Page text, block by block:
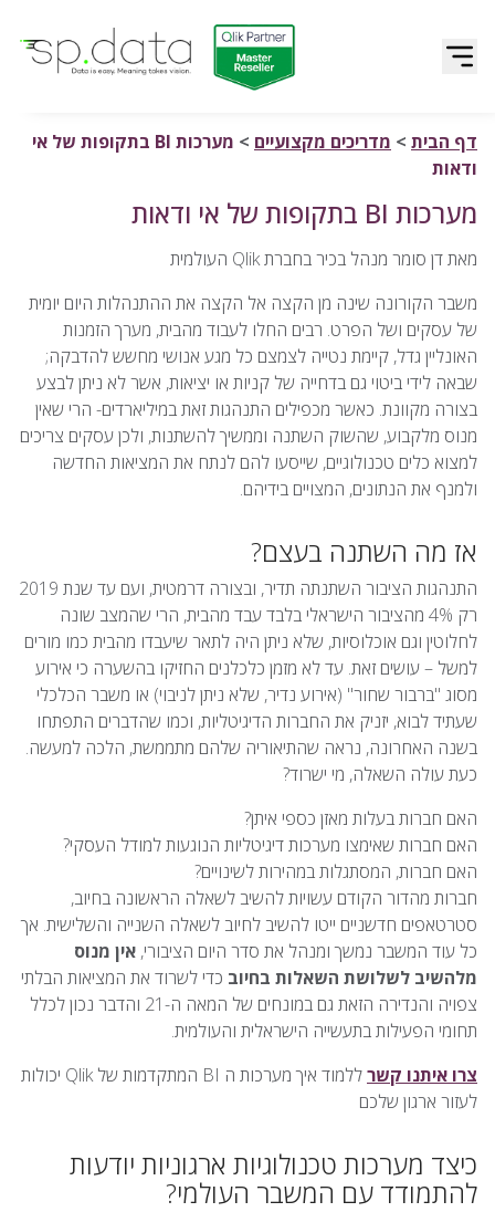
לדלג לתוכן
דף הבית > מדריכים מקצועיים >
מערכות BI בתקופות של אי
ודאות
מערכות BI בתקופות של אי ודאות
מאת דן סומר מנהל בכיר בחברת Qlik העולמית
משבר הקורונה שינה מן הקצה אל הקצה את ההתנהלות היום יומית
של עסקים ושל הפרט. רבים החלו לעבוד מהבית, מערך הזמנות
האונליין גדל, קיימת נטייה לצמצם כל מגע אנושי מחשש להדבקה;
שבאה לידי ביטוי גם בדחייה של קניות או יציאות, אשר לא ניתן לבצע
בצורה מקוונת. כאשר מכפילים התנהגות זאת במיליארדים- הרי שאין
מנוס מלקבוע, שהשוק השתנה וממשיך להשתנות, ולכן עסקים צריכים
למצוא כלים טכנולוגיים, שייסעו להם לנתח את המציאות החדשה
ולמנף את הנתונים, המצויים בידיהם.
אז מה השתנה בעצם?
התנהגות הציבור השתנתה תדיר, ובצורה דרמטית, ועם עד שנת 2019
רק 4% מהציבור הישראלי בלבד עבד מהבית, הרי שהמצב שונה
לחלוטין וגם אוכלוסיות, שלא ניתן היה לתאר שיעבדו מהבית כמו מורים
למשל – עושים זאת. עד לא מזמן כלכלנים החזיקו בהשערה כי אירוע
מסוג "ברבור שחור" (אירוע נדיר, שלא ניתן לניבוי) או משבר הכלכלי
שעתיד לבוא, יזניק את החברות הדיגיטליות, וכמו שהדברים התפתחו
בשנה האחרונה, נראה שהתיאוריה שלהם מתממשת, הלכה למעשה.
כעת עולה השאלה, מי ישרוד?
האם חברות בעלות מאזן כספי איתן?
האם חברות שאימצו מערכות דיגיטליות הנוגעות למודל העסקי?
האם חברות, המסתגלות במהירות לשינויים?
חברות מהדור הקודם עשויות להשיב לשאלה הראשונה בחיוב,
סטרטאפים חדשניים ייטו להשיב לחיוב לשאלה השנייה והשלישית. אך
כל עוד המשבר נמשך ומנהל את סדר היום הציבורי, אין מנוס
מלהשיב לשלושת השאלות בחיוב כדי לשרוד את המציאות הבלתי
צפויה והנדירה הזאת גם במונחים של המאה ה-21 והדבר נכון לכלל
תחומי הפעילות בתעשייה הישראלית והעולמית.
צרו איתנו קשר
ללמוד איך מערכות ה BI המתקדמות של Qlik יכולות
לעזור ארגון שלכם
כיצד מערכות טכנולוגיות ארגוניות יודעות
להתמודד עם המשבר העולמי?